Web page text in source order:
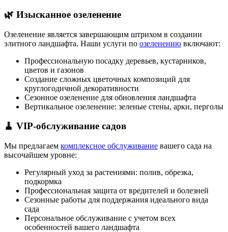
🌿 Изысканное озеленение
Озеленение является завершающим штрихом в создании
элитного ландшафта. Наши услуги по озеленению включают:
Профессиональную посадку деревьев, кустарников,
цветов и газонов
Создание сложных цветочных композиций для
круглогодичной декоративности
Сезонное озеленение для обновления ландшафта
Вертикальное озеленение: зеленые стены, арки, перголы
🧹 VIP-обслуживание садов
Мы предлагаем комплексное обслуживание вашего сада на
высочайшем уровне:
Регулярный уход за растениями: полив, обрезка,
подкормка
Профессиональная защита от вредителей и болезней
Сезонные работы для поддержания идеального вида
сада
Персональное обслуживание с учетом всех
особенностей вашего ландшафта